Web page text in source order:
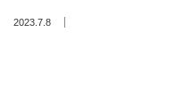
2023.7.8